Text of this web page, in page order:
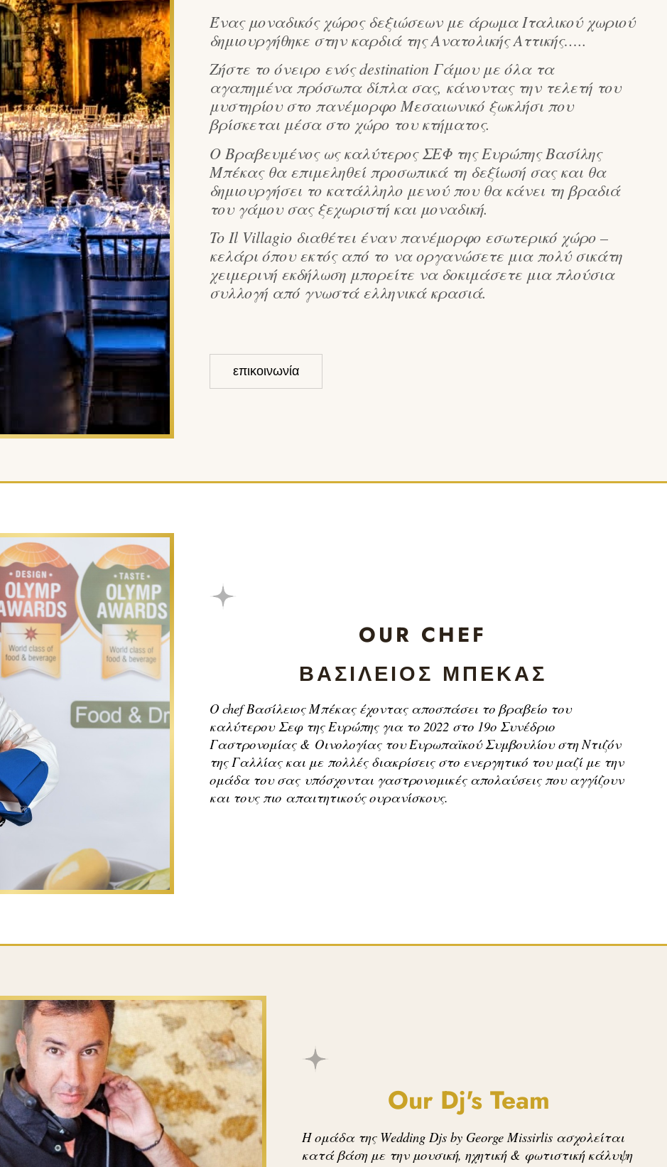
Ένας μοναδικός χώρος δεξιώσεων με άρωμα Ιταλικού χωριού
δημιουργήθηκε στην καρδιά της Ανατολικής Αττικής…..
Ζήστε το όνειρο ενός destination Γάμου με όλα τα
αγαπημένα πρόσωπα δίπλα σας, κάνοντας την τελετή του
μυστηρίου στο πανέμορφο Μεσαιωνικό ξωκλήσι που
βρίσκεται μέσα στο χώρο του κτήματος.
Ο Βραβευμένος ως καλύτερος ΣΕΦ της Ευρώπης Βασίλης
Μπέκας θα επιμεληθεί προσωπικά τη δεξίωσή σας και θα
δημιουργήσει το κατάλληλο μενού που θα κάνει τη βραδιά
του γάμου σας ξεχωριστή και μοναδική.
To Il Villagio διαθέτει έναν πανέμορφο εσωτερικό χώρο –
κελάρι όπου εκτός από το να οργανώσετε μια πολύ σικάτη
χειμερινή εκδήλωση μπορείτε να δοκιμάσετε μια πλούσια
συλλογή από γνωστά ελληνικά κρασιά.
επικοινωνία
OUR CHEF
ΒΑΣΊΛΕΙΟΣ ΜΠΈΚΑΣ
Ο chef Βασίλειος Μπέκας έχοντας αποσπάσει το βραβείο του
καλύτερουΣεφ της Ευρώπης για το 2022 στο 19ο Συνέδριο
Γαστρονομίας & Οινολογίας του Ευρωπαϊκού Συμβουλίου στη Ντιζόν
της Γαλλίας και με πολλές διακρίσεις στο ενεργητικό του μαζί με την
ομάδα του σας υπόσχονται γαστρονομικές απολαύσεις που αγγίζουν
και τους πιο απαιτητικούς ουρανίσκους.
Our Dj's Team
H ομάδα της Wedding Djs by George Missirlis ασχολείται
κατά βάση με την μουσική, ηχητική & φωτιστική κάλυψη